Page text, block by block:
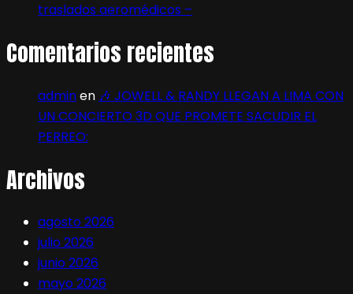
traslados aeromédicos –
Comentarios recientes
adminen 🎶 JOWELL & RANDY LLEGAN A LIMA CON
UN CONCIERTO 3D QUE PROMETE SACUDIR EL
PERREO:
Archivos
agosto 2026
julio 2026
junio 2026
mayo 2026